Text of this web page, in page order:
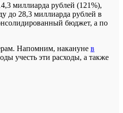
миллиарда рублей (121%),
до 28,3 миллиарда рублей в
бюджет, а по
Напомним, накануне в
учесть эти расходы, а также